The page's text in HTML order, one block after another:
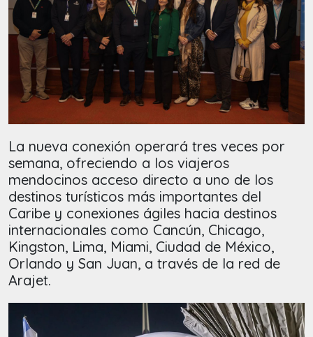
La nueva conexión operará tres veces por
semana, ofreciendo a los viajeros
mendocinos acceso directo a uno de los
destinos turísticos más importantes del
Caribe y conexiones ágiles hacia destinos
internacionales como Cancún, Chicago,
Kingston, Lima, Miami, Ciudad de México,
Orlando y San Juan, a través de la red de
Arajet.